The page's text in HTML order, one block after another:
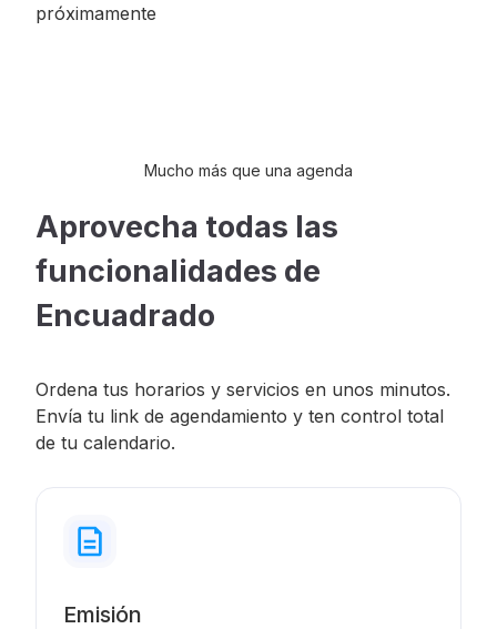
próximamente
Mucho más que una agenda
Aprovecha todas las
funcionalidades de
Encuadrado
Ordena tus horarios y servicios en unos minutos.
Envía tu link de agendamiento y ten control total
de tu calendario.
Emisión